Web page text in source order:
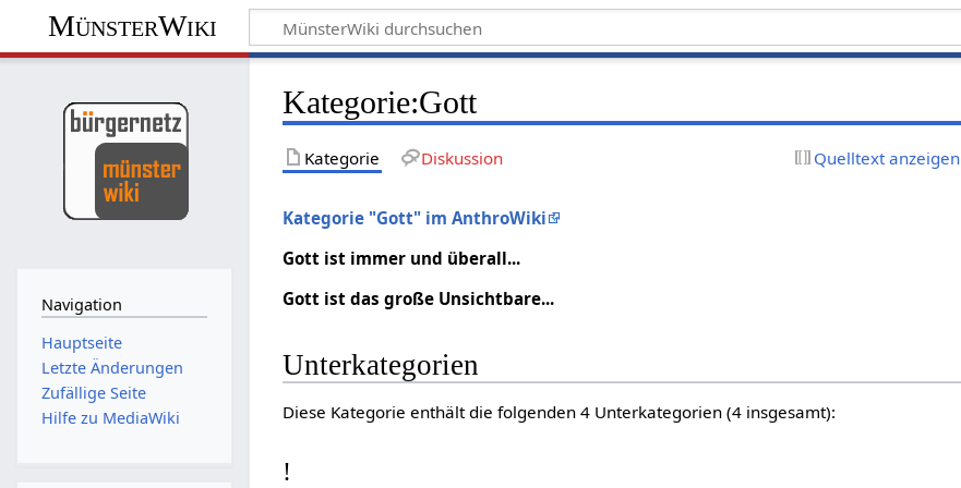
MünsterWiki
Kategorie:Gott
Kategorie Diskussion Quelltext anzeigen
Kategorie "Gott" im AnthroWiki
Gott ist immer und überall...
Gott ist das große Unsichtbare...
Unterkategorien
Diese Kategorie enthält die folgenden 4 Unterkategorien (4 insgesamt):
!
Navigation
Hauptseite
Letzte Änderungen
Zufällige Seite
Hilfe zu MediaWiki